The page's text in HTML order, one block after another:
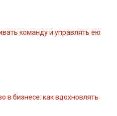
команду и управлять ею
в бизнесе: как вдохновлять